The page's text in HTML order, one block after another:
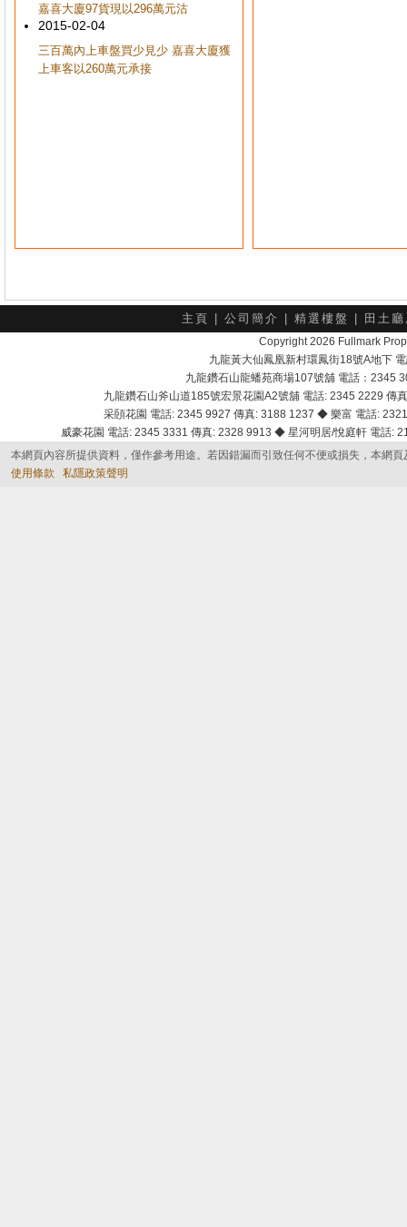
嘉喜大廈97貨現以296萬元沽
2015-02-04
三百萬內上車盤買少見少 嘉喜大廈獲
上車客以260萬元承接
主頁 公司簡介 精選樓盤 田土
Copyright 2026 Fullmark
九龍黃大仙鳳凰新村環鳳街18號A地下
九龍鑽石山龍蟠苑商場107號舖 電話：2345
九龍鑽石山斧山道185號宏景花園A2號舖 電話: 2345 2229
采頣花園 電話: 2345 9927 傳真: 3188 1237 ◆ 樂富 電話:
威豪花園 電話: 2345 3331 傳真: 2328 9913 ◆ 星河明居/悅庭軒 電話
本網頁內容所提供資料，僅作參考用途。若因錯漏而引致任何不便或損失，本網
使用條款
私隱政策聲明